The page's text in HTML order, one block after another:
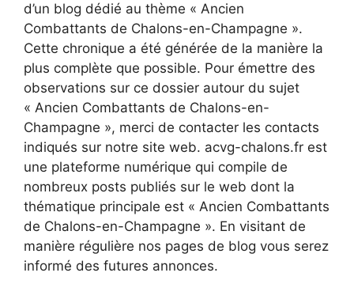
d’un blog dédié au thème « Ancien
Combattants de Chalons-en-Champagne ».
Cette chronique a été générée de la manière la
plus complète que possible. Pour émettre des
observations sur ce dossier autour du sujet
« Ancien Combattants de Chalons-en-
Champagne », merci de contacter les contacts
indiqués sur notre site web. acvg-chalons.fr est
une plateforme numérique qui compile de
nombreux posts publiés sur le web dont la
thématique principale est « Ancien Combattants
de Chalons-en-Champagne ». En visitant de
manière régulière nos pages de blog vous serez
informé des futures annonces.